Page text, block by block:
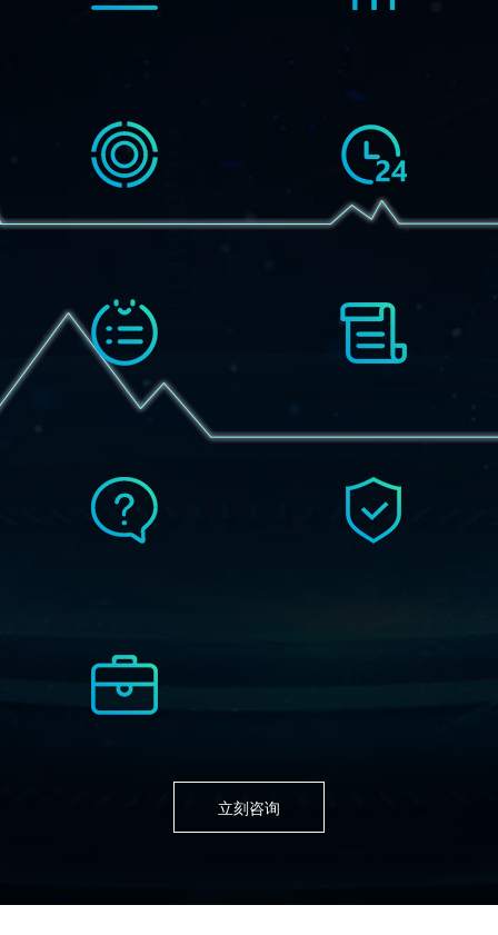
立刻咨询